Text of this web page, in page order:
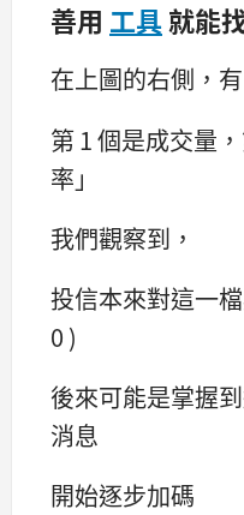
善用 工具 就能
在上圖的右側，
第 1 個是成交量
率」
我們觀察到，
投信本來對這一
0 )
後來可能是掌握
消息
開始逐步加碼